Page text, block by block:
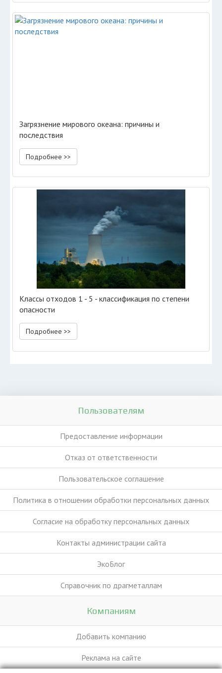
Загрязнение мирового океана: причины и
последствия
Подробнее >>
Классы отходов 1 - 5 - классификация по степени
опасности
Подробнее >>
Пользователям
Предоставление информации
Отказ от ответственности
Пользовательское соглашение
Политика в отношении обработки персональных данных
Согласие на обработку персональных данных
Контакты администрации сайта
ЭкоБлог
Справочник по драгметаллам
Компаниям
Добавить компанию
Реклама на сайте